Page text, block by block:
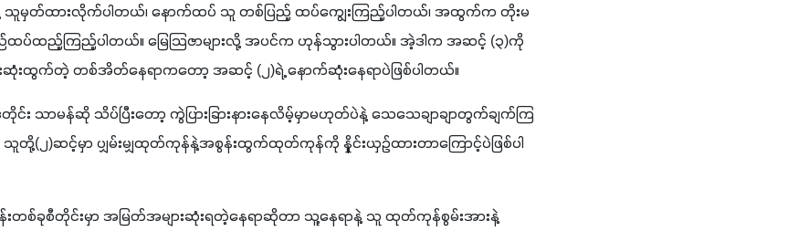
မှတ်ထားလိုက်ပါတယ်၊ နောက်ထပ် သူ တစ်ပြည့် ထပ်ကျွေးကြည့်ပါတယ်၊ အထွက်က တိုးမ
ထပ်ထည့်ကြည့်ပါတယ်။ မြေသြဇာများလို့ အပင်က ဟုန်သွားပါတယ်။ အဲ့ဒါက အဆင့် (၃)ကို
းဆုံးထွက်တဲ့ တစ်အိတ်နေရာကတော့ အဆင့် (၂)ရဲ့ နောက်ဆုံးနေရာပဲဖြစ်ပါတယ်။
း သာမန်ဆို သိပ်ပြီးတော့ ကွဲပြားခြားနားနေလိမ့်မှာမဟုတ်ပဲနဲ့ သေသေချာချာတွက်ချက်ကြ
သူတို့(၂)ဆင့်မှာ ပျှမ်းမျှထုတ်ကုန်နဲ့အစွန်းထွက်ထုတ်ကုန်ကို နှိုင်းယှဉ်ထားတာကြောင့်ပဲဖြစ်ပါ
းတစ်ခုစီတိုင်းမှာ အမြတ်အများဆုံးရတဲ့နေရာဆိုတာ သူ့နေရာနဲ့ သူ ထုတ်ကုန်စွမ်းအားနဲ့